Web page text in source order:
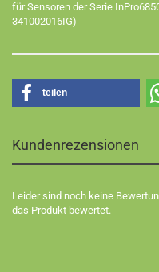
für Sensoren der Serie
341002016IG)
teilen
Kundenrezensionen
Leider sind noch keine
das Produkt bewertet.